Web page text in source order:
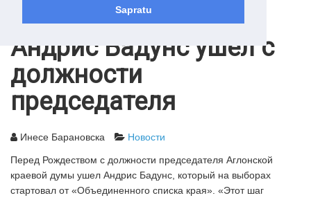
Sapratu
Андрис Бадунс ушел с
должности
председателя
Инесе Барановска Новости
Перед Рождеством с должности председателя Аглонской
краевой думы ушел Андрис Бадунс, который на выборах
стартовал от «Объединенного списка края». «Этот шаг